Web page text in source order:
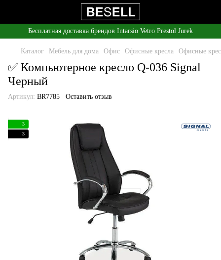
Бесплатная доставка брендов Intarsio Vetro Prestol Jurek
Каталог Мебель для дома Офис Офисные кресла Офисные
✅ Компьютерное кресло Q-036 Signal
Черный
Артикул: BR7785 Оставить отзыв
3
3